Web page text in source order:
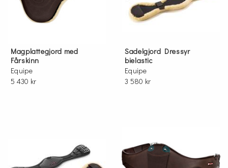
Magplattegjord med
Fårskinn
Equipe
5 430 kr
Sadelgjord Dressyr
bielastic
Equipe
3 580 kr